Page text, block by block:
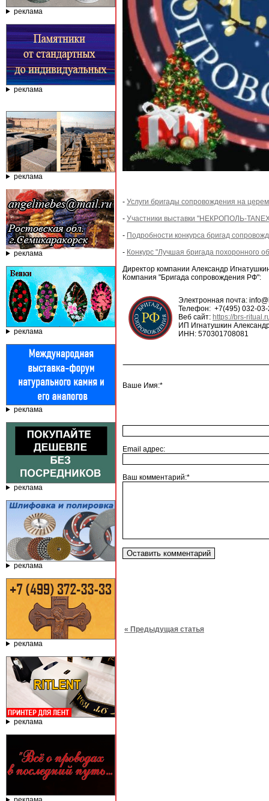
реклама
реклама
реклама
реклама
реклама
реклама
реклама
реклама
реклама
реклама
- Услуги бригады сопровождения на
- Участники выставки "НЕКРОПОЛЬ-
- Подробности конкурса бригад
- Конкурс "Лучшая бригада похоронного
Директор компании Александр
Компания "Бригада сопровождения РФ":
Электронная почта:
Телефон: +7(495) 032-03-
Веб сайт: https://brs-
ИП Игнатушкин
ИНН: 570301708081
Ваше Имя:*
Email адрес:
Ваш комментарий:*
« Предыдущая статья